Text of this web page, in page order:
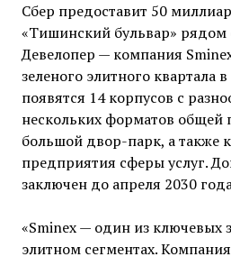
Сбер предоставит 50
«Тишинский бульвар» рядом
Девелопер — компания
зеленого элитного квартала
появятся 14 корпусов с
нескольких форматов
большой двор-парк, а также
предприятия сферы услуг.
заключен до апреля 2030
«Sminex — один из ключевых
элитном сегментах.